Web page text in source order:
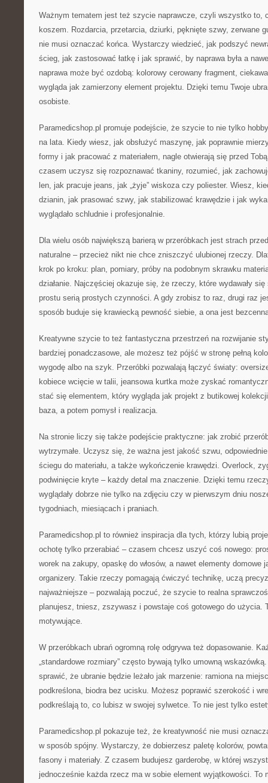
Ważnym tematem jest też szycie naprawcze, czyli wszystko to,
koszem. Rozdarcia, przetarcia, dziurki, pęknięte szwy, zerwane
nie musi oznaczać końca. Wystarczy wiedzieć, jak podszyć
ścieg, jak zastosować łatkę i jak sprawić, by naprawa była a
naprawa może być ozdobą: kolorowy cerowany fragment,
wygląda jak zamierzony element projektu. Dzięki temu Twoje
osobiste.
Paramedicshop.pl promuje podejście, że szycie to nie tylko
na lata. Kiedy wiesz, jak obsłużyć maszynę, jak poprawnie
formy i jak pracować z materiałem, nagle otwierają się przed
czasem uczysz się rozpoznawać tkaniny, rozumieć, jak
len, jak pracuje jeans, jak „żyje” wiskoza czy poliester. Wiesz,
dzianin, jak prasować szwy, jak stabilizować krawędzie i jak
wyglądało schludnie i profesjonalnie.
Dla wielu osób największą barierą w przeróbkach jest strach
naturalne – przecież nikt nie chce zniszczyć ulubionej rzeczy.
krok po kroku: plan, pomiary, próby na podobnym skrawku
działanie. Najczęściej okazuje się, że rzeczy, które wydawały
prostu serią prostych czynności. A gdy zrobisz to raz, drugi raz
sposób buduje się krawiecką pewność siebie, a ona jest
Kreatywne szycie to też fantastyczna przestrzeń na rozwijanie
bardziej ponadczasowe, ale możesz też pójść w stronę pełną
wygodę albo na szyk. Przeróbki pozwalają łączyć światy:
kobiece wcięcie w talii, jeansowa kurtka może zyskać
stać się elementem, który wygląda jak projekt z butikowej
baza, a potem pomysł i realizacja.
Na stronie liczy się także podejście praktyczne: jak zrobić
wytrzymałe. Uczysz się, że ważna jest jakość szwu,
ściegu do materiału, a także wykończenie krawędzi. Overlock,
podwinięcie kryte – każdy detal ma znaczenie. Dzięki temu
wyglądały dobrze nie tylko na zdjęciu czy w pierwszym dniu
tygodniach, miesiącach i praniach.
Paramedicshop.pl to również inspiracja dla tych, którzy lubią
ochotę tylko przerabiać – czasem chcesz uszyć coś nowego:
worek na zakupy, opaskę do włosów, a nawet elementy domowe
organizery. Takie rzeczy pomagają ćwiczyć technikę, uczą
najważniejsze – pozwalają poczuć, że szycie to realna
planujesz, tniesz, zszywasz i powstaje coś gotowego do użycia.
motywujące.
W przeróbkach ubrań ogromną rolę odgrywa też dopasowanie.
„standardowe rozmiary” często bywają tylko umowną
sprawić, że ubranie będzie leżało jak marzenie: ramiona na
podkreślona, biodra bez ucisku. Możesz poprawić szerokość i
podkreślają to, co lubisz w swojej sylwetce. To nie jest tylko
Paramedicshop.pl pokazuje też, że kreatywność nie musi
w sposób spójny. Wystarczy, że dobierzesz paletę kolorów,
fasony i materiały. Z czasem budujesz garderobę, w której
jednocześnie każda rzecz ma w sobie element wyjątkowości. To